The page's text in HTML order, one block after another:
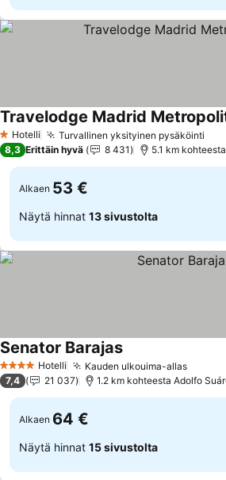
1 Tähtiluokitus
Hotelli Turvallinen yksityinen pysäköinti
Travelodge Madrid
8,3 Erittäin hyvä 8 431 5.1 km
Alkaen 53 €
Näytä hinnat 13 sivustolta
4 Tähtiluokitus
Hotelli Kauden ulkouima-allas
Senator Barajas
7,4 21 037 1.2 km kohteesta Adolfo
Alkaen 64 €
Näytä hinnat 15 sivustolta